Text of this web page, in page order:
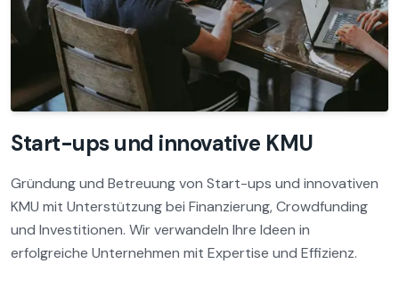
Start-ups und innovative KMU
Gründung und Betreuung von Start-ups und innovativen
KMU mit Unterstützung bei Finanzierung, Crowdfunding
und Investitionen. Wir verwandeln Ihre Ideen in
erfolgreiche Unternehmen mit Expertise und Effizienz.